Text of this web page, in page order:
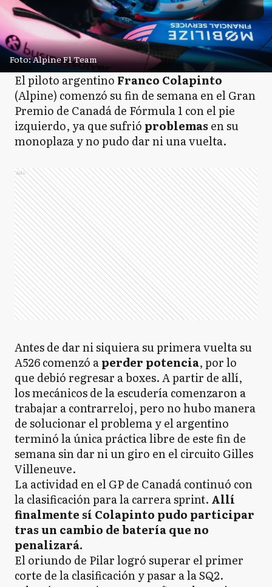
Foto: Alpine F1 Team
El piloto argentino Franco Colapinto
(Alpine) comenzó su fin de semana en el Gran
Premio de Canadá de Fórmula 1 con el pie
izquierdo, ya que sufrió problemas en su
monoplaza y no pudo dar ni una vuelta.
Ads
Antes de dar ni siquiera su primera vuelta su
A526 comenzó aperder potencia, por lo
que debió regresar a boxes. A partir de allí,
los mecánicos de la escudería comenzaron a
trabajar a contrarreloj, pero no hubo manera
de solucionar el problema y el argentino
terminó la única práctica libre de este fin de
semana sin dar ni un giro en el circuito Gilles
Villeneuve.
La actividad en el GP de Canadá continuó con
la clasificación para la carrera sprint. Allí
finalmente sí Colapinto pudo participar
tras un cambio de batería que no
penalizará.
El oriundo de Pilar logró superar el primer
corte de la clasificación y pasar a la SQ2.